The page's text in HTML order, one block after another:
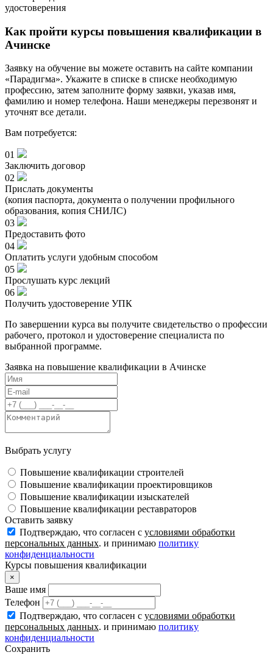
удостоверения
Как пройти курсы повышения квалификации в
Ачинске
Заявку на обучение вы можете оставить на сайте компании
«Парадигма». Укажите в списке в списке необходимую
профессию, затем заполните форму заявки, указав имя,
фамилию и номер телефона. Наши менеджеры перезвонят и
уточнят все детали.
Вам потребуется:
01
Заключить договор
02
Прислать документы
(копия паспорта, документа о получении профильного
образования, копия СНИЛС)
03
Предоставить фото
04
Оплатить услуги удобным способом
05
Прослушать курс лекций
06
Получить удостоверение УПК
По завершении курса вы получите свидетельство о профессии
рабочего, протокол и удостоверение специалиста по
выбранной программе.
Заявка на повышение квалификации в Ачинске
Выбрать услугу
Повышение квалификации строителей
Повышение квалификации проектировщиков
Повышение квалификации изыскателей
Повышение квалификации реставраторов
Оставить заявку
Подтверждаю, что согласен с условиями обработки
персональных данных. и принимаю политику
конфиденциальности
Курсы повышения квалификации
×
Ваше имя
Телефон
Подтверждаю, что согласен с условиями обработки
персональных данных. и принимаю политику
конфиденциальности
Сохранить